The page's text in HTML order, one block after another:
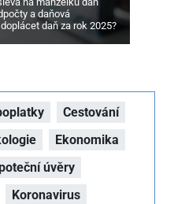
a daňová
daň za rok 2025?
Cestování
Ekonomika
úvěry
Koronavirus